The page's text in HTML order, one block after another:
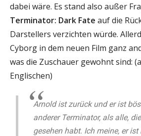
dabei wäre. Es stand also außer
Terminator: Dark Fate auf die
Darstellers verzichten würde.
Cyborg in dem neuen Film ganz
was die Zuschauer gewohnt sind:
Englischen)
Arnold ist zurück und er ist
anderer Terminator, als alle,
gesehen habt. Ich meine, er